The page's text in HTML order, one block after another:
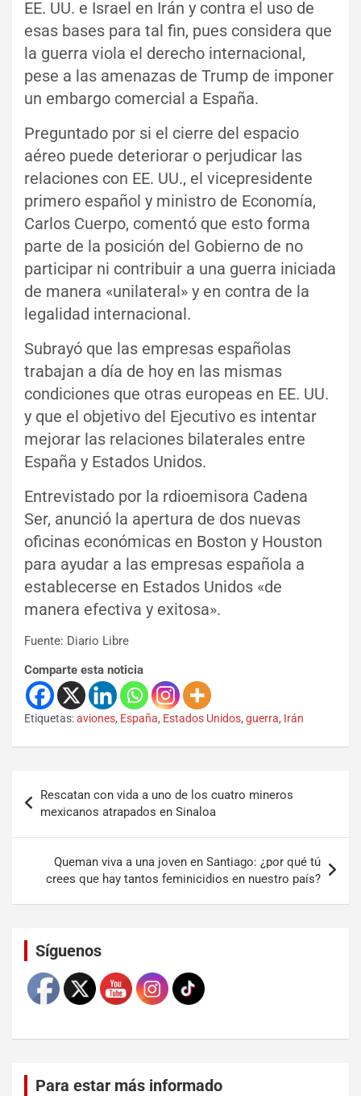
EE. UU. e Israel en Irán y contra el uso de
esas bases para tal fin, pues considera que
la guerra viola el derecho internacional,
pese a las amenazas de Trump de imponer
un embargo comercial a España.
Preguntado por si el cierre del espacio
aéreo puede deteriorar o perjudicar las
relaciones con EE. UU., el vicepresidente
primero español y ministro de Economía,
Carlos Cuerpo, comentó que esto forma
parte de la posición del Gobierno de no
participar ni contribuir a una guerra iniciada
de manera «unilateral» y en contra de la
legalidad internacional.
Subrayó que las empresas españolas
trabajan a día de hoy en las mismas
condiciones que otras europeas en EE. UU.
y que el objetivo del Ejecutivo es intentar
mejorar las relaciones bilaterales entre
España y Estados Unidos.
Entrevistado por la rdioemisora Cadena
Ser, anunció la apertura de dos nuevas
oficinas económicas en Boston y Houston
para ayudar a las empresas española a
establecerse en Estados Unidos «de
manera efectiva y exitosa».
Fuente: Diario Libre
Comparte esta noticia
Etiquetas:aviones, España, Estados Unidos, guerra, Irán
Rescatan con vida a uno de los cuatro mineros
mexicanos atrapados en Sinaloa
Queman viva a una joven en Santiago: ¿por qué tú
crees que hay tantos feminicidios en nuestro país?
Síguenos
Para estar más informado